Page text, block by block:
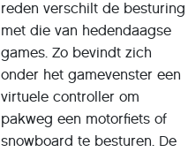
reden verschilt de besturing
met die van hedendaagse
games. Zo bevindt zich
onder het gamevenster een
virtuele controller om
pakweg een motorfiets of
snowboard te besturen. De